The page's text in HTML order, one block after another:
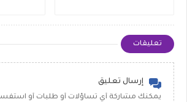
تعليقات
إرسال تعليق
يمكنك مشاركة أي تساؤلات أو طلبات أو